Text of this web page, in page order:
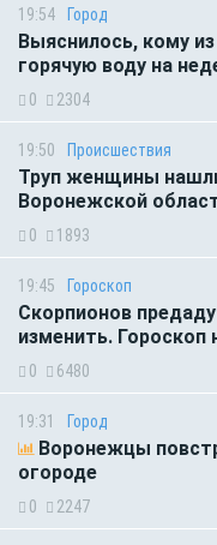
19:54 Город
Выяснилось, кому
горячую воду на
0 2304
19:50 Происшествия
Труп женщины
Воронежской
0 1893
19:45 Гороскоп
Скорпионов
изменить. Гороскоп
0 6480
19:31 Город
Воронежцы
огороде
0 2247